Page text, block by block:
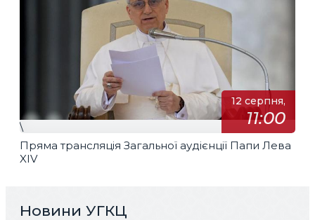
12 серпня,
11:00
\
Пряма трансляція Загальної аудієнції Папи Лева
XIV
Новини УГКЦ